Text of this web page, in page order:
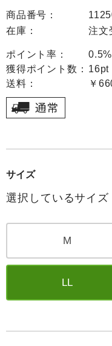
商品番号：
在庫：
注文
ポイント率：
0.5%
獲得ポイント数： 16pt
送料：
￥
サイズ
選択しているサイズ
M
LL